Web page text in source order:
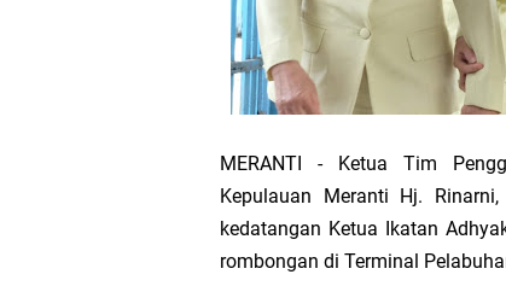
Pemkab
133
Wabup
Hak DBH
MERANTI - Ketua Tim
Kepulauan Meranti Hj.
kedatangan Ketua Ikatan
rombongan di Terminal